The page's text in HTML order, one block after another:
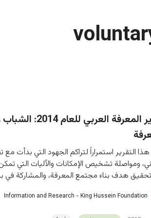
تقرير المعرفة العربي
هذا التقرير استمراراً لتراكم الجهود التي بدأت مع
ومواصلة تشخيص الإمكانات والآليات التي
هدف بناء مجتمع المعرفة، والمشاركة في
Information and Research - King Hussein Foundation